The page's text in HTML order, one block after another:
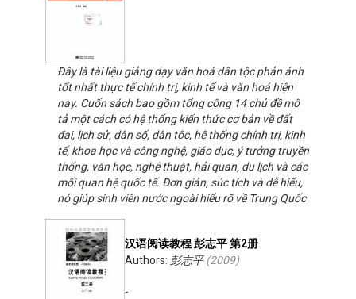
Đây là tài liệu giảng dạy văn hoá dân tộc phản ánh
tốt nhất thực tế chính trị, kinh tế và văn hoá hiện
nay. Cuốn sách bao gồm tổng cộng 14 chủ đề mô
tả một cách có hệ thống kiến thức cơ bản về đất
đai, lịch sử, dân số, dân tộc, hệ thống chính trị, kinh
tế, khoa học và công nghệ, giáo dục, ý tưởng truyền
thống, văn học, nghệ thuật, hải quan, du lịch và các
mối quan hệ quốc tế. Đơn giản, súc tích và dễ hiểu,
nó giúp sinh viên nước ngoài hiểu rõ về Trung Quốc
汉语阅读教程 彭志平 第2册
Authors: 彭志平(2009)
-